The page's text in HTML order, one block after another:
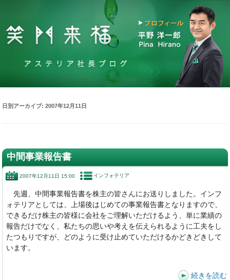
日別アーカイブ:2007年12月11日
中間事業報告書
2007年12月11日 15:00 インフォテリア
先週、中間事業報告書を株主の皆さんにお送りしました。インフ
ォテリアとしては、上場後はじめての事業報告書となりますので、
できるだけ株主の皆様に会社をご理解いただけるよう、単に業績の
報告だけでなく、私たちの思いや考えを伝えられるように工夫をし
たつもりですが、どのように受け止めていただけるかどきどきして
います。
続きを読む